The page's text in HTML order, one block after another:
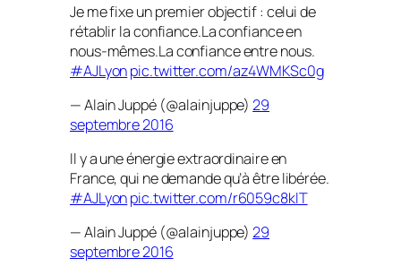
Je me fixe un premier objectif : celui de
rétablir la confiance.La confiance en
nous-mêmes.La confiance entre nous.
#AJLyonpic.twitter.com/az4WMKSc0g
— Alain Juppé (@alainjuppe)29
septembre 2016
Il y a une énergie extraordinaire en
France, qui ne demande qu’à être libérée.
#AJLyonpic.twitter.com/r6059c8klT
— Alain Juppé (@alainjuppe)29
septembre 2016